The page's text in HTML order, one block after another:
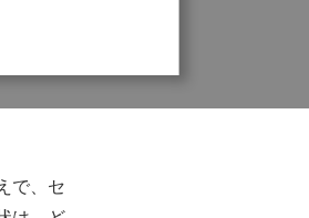
で、セ